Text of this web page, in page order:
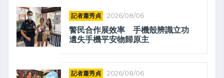
記者蕭秀貞 2026/08/06
警民合作展效率 手機殼辨識立功
遺失手機平安物歸原主
記者蕭秀貞 2026/08/06